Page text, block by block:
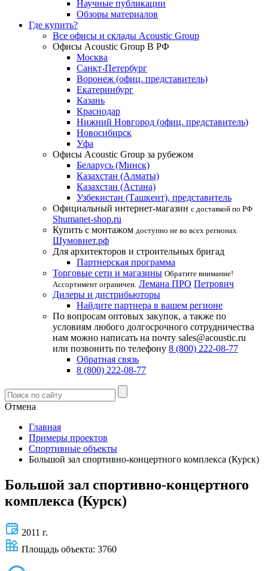
Научные публикации
Обзоры материалов
Где купить?
Все офисы и склады Acoustic Group
Офисы Acoustic Group В РФ
Москва
Санкт-Петербург
Воронеж (офиц. представитель)
Екатеринбург
Казань
Краснодар
Нижний Новгород (офиц. представитель)
Новосибирск
Уфа
Офисы Acoustic Group за рубежом
Беларусь (Минск)
Казахстан (Алматы)
Казахстан (Астана)
Узбекистан (Ташкент), представитель
Официальный интернет-магазин с доставкой по РФ
Shumanet-shop.ru
Купить с монтажом доступно не во всех регионах
Шумовнет.рф
Для архитекторов и строительных бригад
Партнерская программа
Торговые сети и магазины Обратите внимание!
Ассортимент ограничен. Лемана ПРО Петрович
Дилеры и дистрибьюторы
Найдите партнера в вашем регионе
По вопросам оптовых закупок, а также по
условиям любого долгосрочного сотрудничества
нам можно написать на почту sales@acoustic.ru
или позвонить по телефону 8 (800) 222-08-77
Обратная связь
8 (800) 222-08-77
Отмена
Главная
Примеры проектов
Спортивные объекты
Большой зал спортивно-концертного комплекса (Курск)
Большой зал спортивно-концертного
комплекса (Курск)
2011 г.
Площадь объекта: 3760